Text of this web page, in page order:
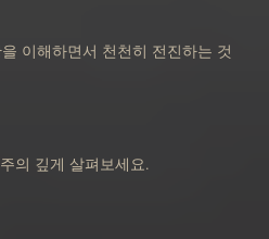
이해하면서 천천히 전진하는 것
의 깊게 살펴보세요.